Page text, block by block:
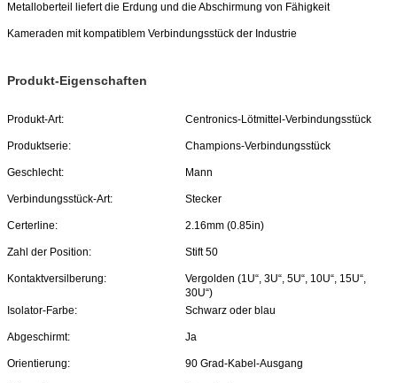
Metalloberteil liefert die Erdung und die Abschirmung von Fähigkeit
Kameraden mit kompatiblem Verbindungsstück der Industrie
Produkt-Eigenschaften
Produkt-Art: Centronics-Lötmittel-Verbindungsstück
Produktserie: Champions-Verbindungsstück
Geschlecht: Mann
Verbindungsstück-Art: Stecker
Certerline: 2.16mm (0.85in)
Zahl der Position: Stift 50
Kontaktversilberung:
Vergolden (1U“, 3U“, 5U“, 10U“, 15U“,
30U“)
Isolator-Farbe:
Schwarz oder blau
Abgeschirmt: Ja
Orientierung: 90 Grad-Kabel-Ausgang